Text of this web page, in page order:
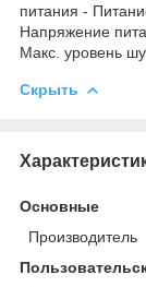
питания -
Напряжение
Макс. уровень
Скрыть
Основные
Производитель